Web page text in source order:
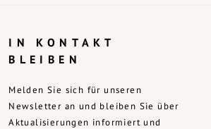
IN KONTAKT
BLEIBEN
Melden Sie sich für unseren
Newsletter an und bleiben Sie über
Aktualisierungen informiert und